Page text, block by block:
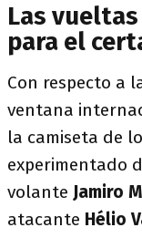
Las
para el
Con respecto a
ventana
la camiseta de
experimentado
volante Jamiro
atacante Hélio